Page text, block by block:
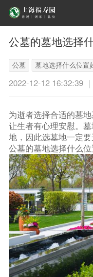
公墓的墓地选择
公墓 墓地选择什么位置
2022-12-12 16:32:39
为逝者选择合适的墓
让生者有心理安慰。
地，因此选墓地一定
公墓的墓地选择什么